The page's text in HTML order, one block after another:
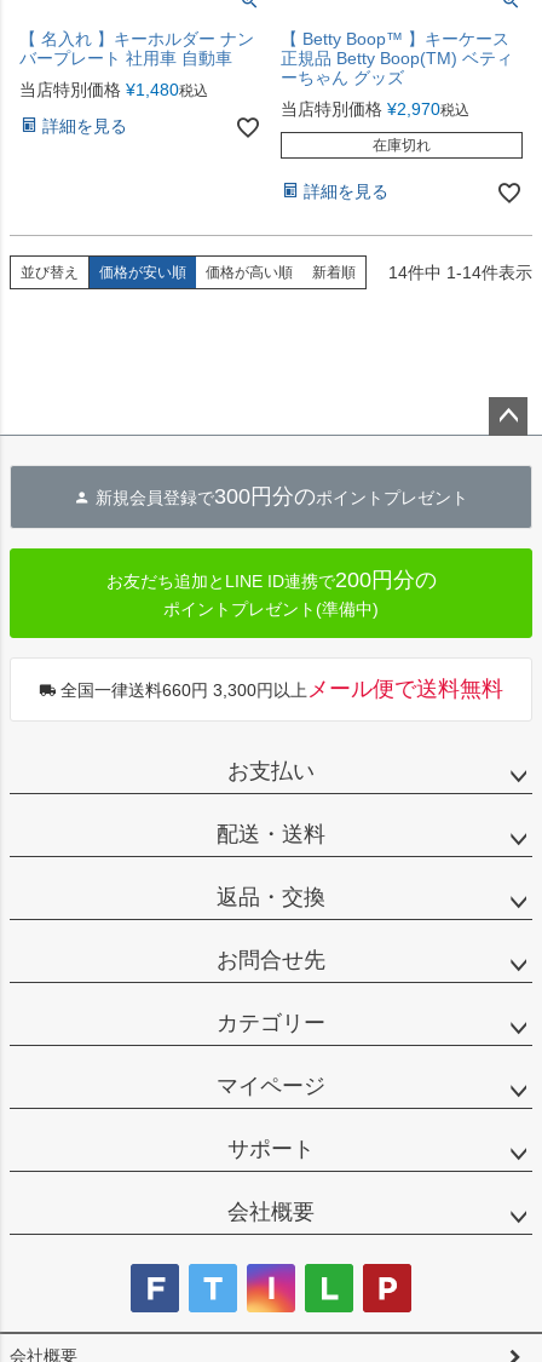
【 名入れ 】キーホルダー ナン
バープレート 社用車 自動車
当店特別価格 ¥1,480税込
詳細を見る
【 Betty Boop™ 】キーケース
正規品 Betty Boop(TM) ベティ
ーちゃん グッズ
当店特別価格 ¥2,970税込
在庫切れ
詳細を見る
並び替え 価格が安い順 価格が高い順 新着順 14件中 1-14件表示
へ
新規会員登録で300円分のポイントプレゼント
お友だち追加とLINE ID連携で200円分の
ポイントプレゼント(準備中)
全国一律送料660円 3,300円以上メール便で送料無料
お支払い
配送・送料
返品・交換
お問合せ先
カテゴリー
マイページ
サポート
会社概要
会社概要